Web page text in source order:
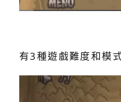
有3種遊戲難度和模